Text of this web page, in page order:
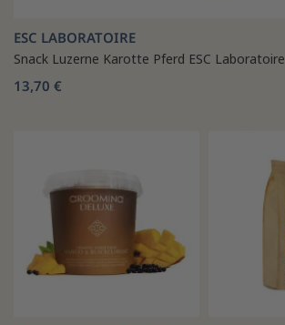
ESC LABORATOIRE
Snack Luzerne Karotte Pferd ESC Laboratoire
13,70 €